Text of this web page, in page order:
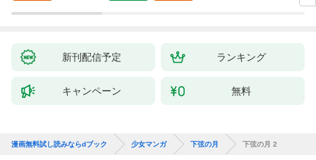
新刊配信予定 ランキング
キャンペーン 無料
漫画無料試し読みならdブック 少女マンガ 下弦の月 下弦の月 2